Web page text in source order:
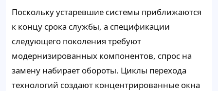
Поскольку устаревшие системы приближаются
к концу срока службы, а спецификации
следующего поколения требуют
модернизированных компонентов, спрос на
замену набирает обороты. Циклы перехода
технологий создают концентрированные окна